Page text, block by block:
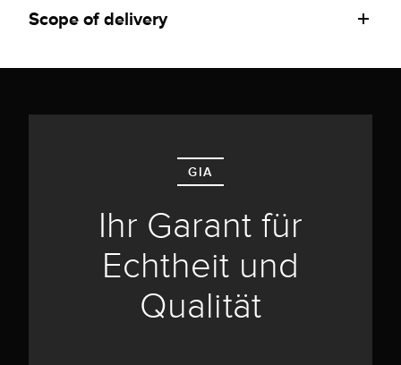
Scope of delivery
GIA
Ihr Garant für
Echtheit und
Qualität